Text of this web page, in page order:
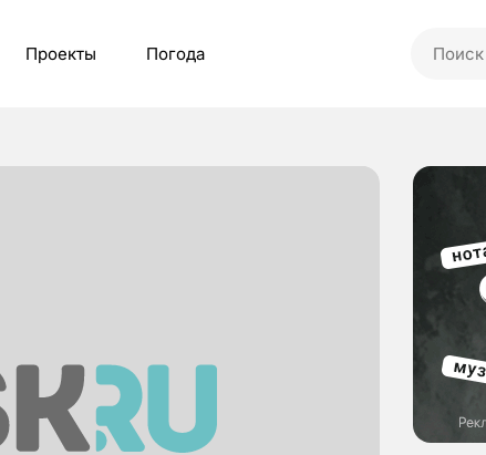
Проекты Погода